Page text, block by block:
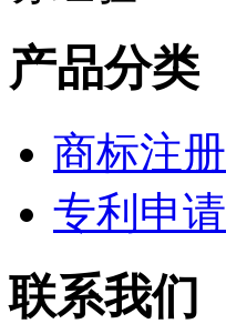
产品分类
商标注册
专利申请
联系我们